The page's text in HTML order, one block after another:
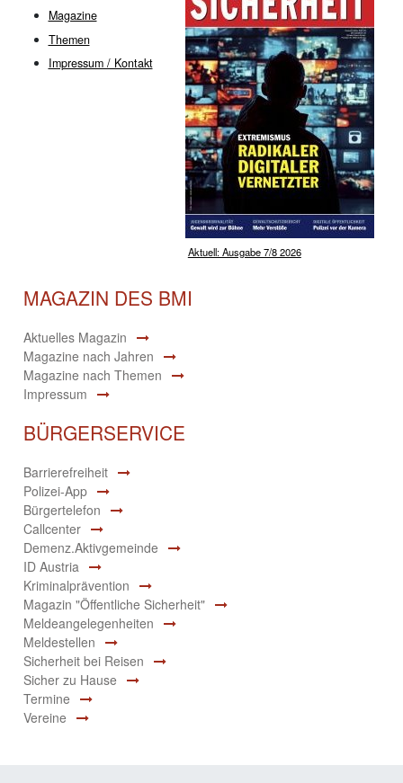
Aktuell: Ausgabe 7/8 2026
Magazine
Themen
Impressum / Kontakt
MAGAZIN DES BMI
Aktuelles Magazin
Magazine nach Jahren
Magazine nach Themen
Impressum
BÜRGERSERVICE
Barrierefreiheit
Polizei-App
Bürgertelefon
Callcenter
Demenz.Aktivgemeinde
ID Austria
Kriminalprävention
Magazin "Öffentliche Sicherheit"
Meldeangelegenheiten
Meldestellen
Sicherheit bei Reisen
Sicher zu Hause
Termine
Vereine